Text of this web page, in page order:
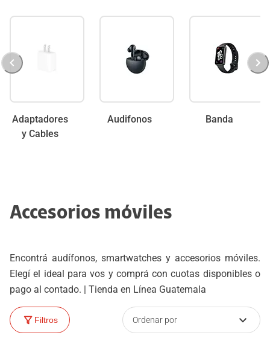
Adaptadores
y Cables
Audifonos Banda
Accesorios móviles
Encontrá audífonos, smartwatches y accesorios móviles.
Elegí el ideal para vos y comprá con cuotas disponibles o
pago al contado. | Tienda en Línea Guatemala
Filtros Ordenar por